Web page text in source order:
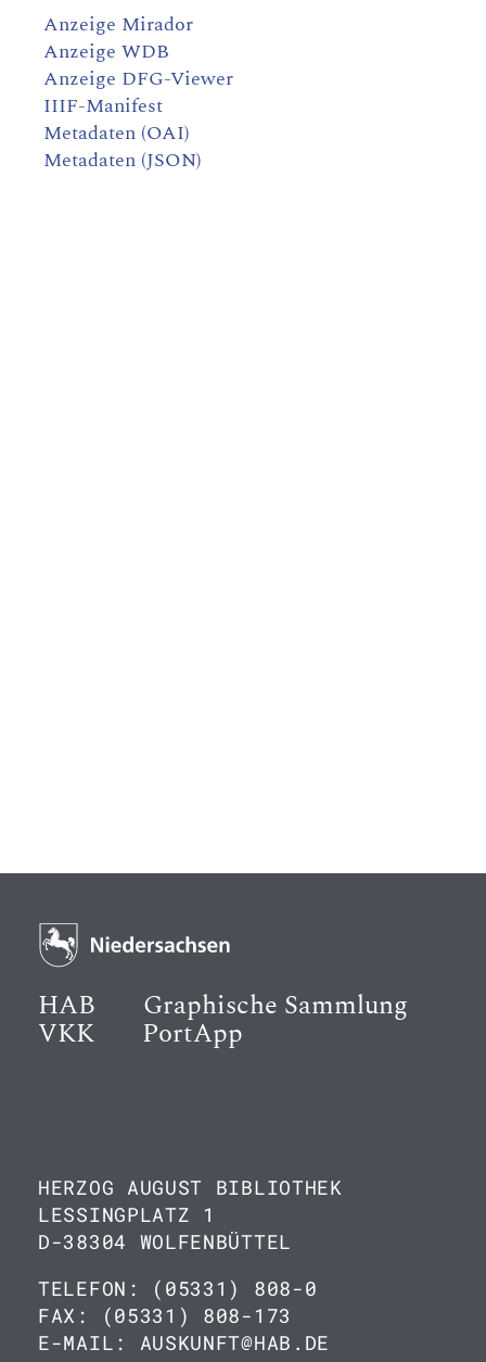
Anzeige Mirador
Anzeige WDB
Anzeige DFG-Viewer
IIIF-Manifest
Metadaten (OAI)
Metadaten (JSON)
HAB Graphische Sammlung
VKK PortApp
HERZOG AUGUST BIBLIOTHEK
LESSINGPLATZ 1
D-38304 WOLFENBÜTTEL
TELEFON: (05331) 808-0
FAX: (05331) 808-173
E-MAIL: AUSKUNFT@HAB.DE